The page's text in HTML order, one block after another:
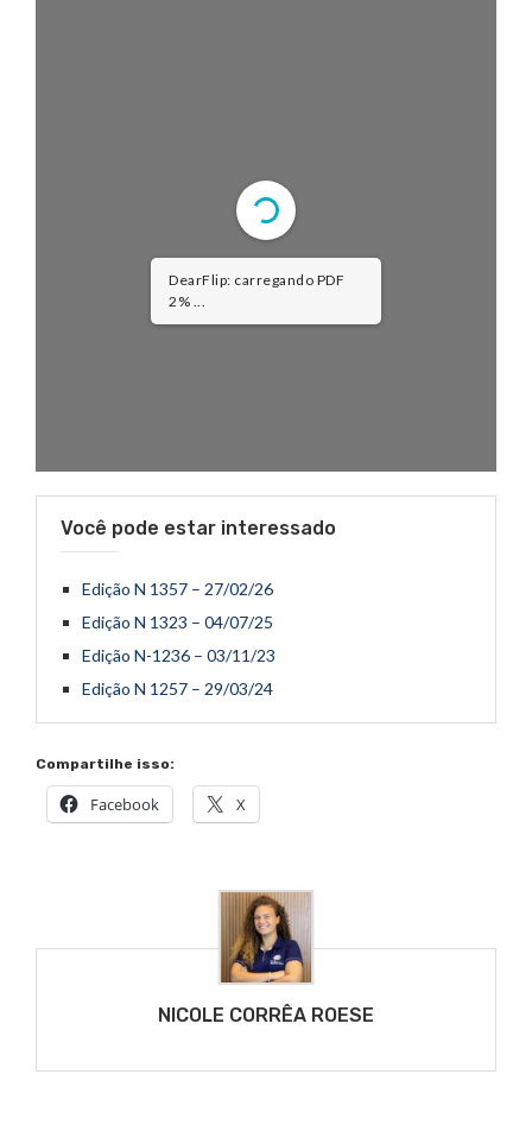
DearFlip: carregando PDF
2% ...
Você pode estar interessado
Edição N 1357 – 27/02/26
Edição N 1323 – 04/07/25
Edição N-1236 – 03/11/23
Edição N 1257 – 29/03/24
Compartilhe isso:
Facebook X
NICOLE CORRÊA ROESE